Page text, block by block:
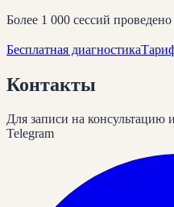
Более 1 000 сессий
Бесплатная диагностика
Контакты
Для записи на
Telegram